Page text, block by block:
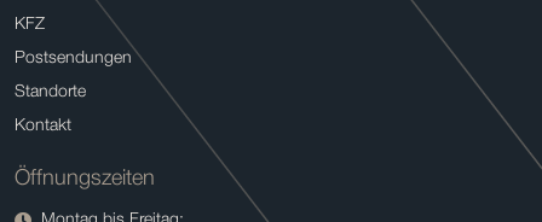
KFZ
Postsendungen
Standorte
Kontakt
Öffnungszeiten